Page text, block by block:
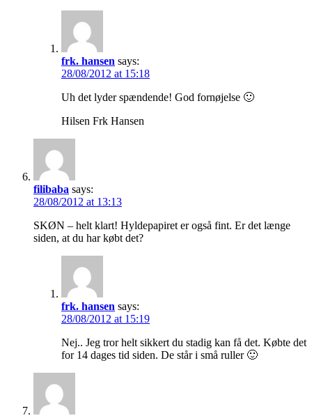
frk. hansen says:
28/08/2012 at 15:18
Uh det lyder spændende! God fornøjelse 🙂
Hilsen Frk Hansen
filibaba says:
28/08/2012 at 13:13
SKØN – helt klart! Hyldepapiret er også fint. Er det længe
siden, at du har købt det?
frk. hansen says:
28/08/2012 at 15:19
Nej.. Jeg tror helt sikkert du stadig kan få det. Købte det
for 14 dages tid siden. De står i små ruller 🙂